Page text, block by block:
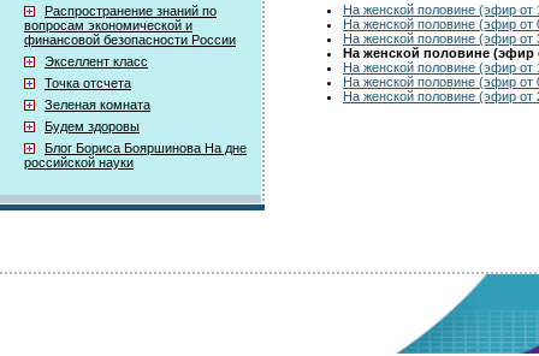
Распространение знаний по
вопросам экономической и
финансовой безопасности России
Экселлент класс
Точка отсчета
Зеленая комната
Будем здоровы
Блог Бориса Бояршинова На дне
российской науки
На женской половине (эфир от
На женской половине (эфир от
На женской половине (эфир от
На женской половине (эфир
На женской половине (эфир от
На женской половине (эфир от
На женской половине (эфир от